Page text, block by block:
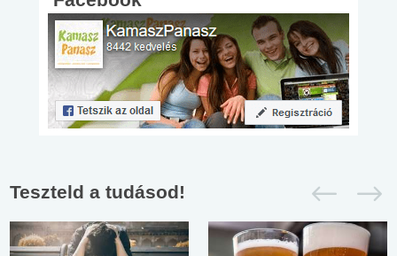
Teszteld a tudásod!